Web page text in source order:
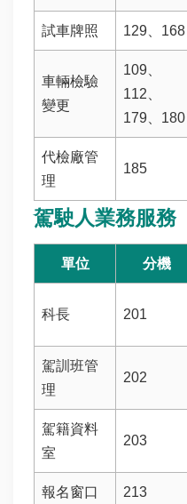
公
告
訊
息
下
載
專
區
覽
常
試車牌照 129、168
車輛檢驗
變更
109、
112、
179、180
代檢廠管
理
185
駕駛人業務服務
單位 分機
科長 201
駕訓班管
理
202
駕籍資料
室
203
報名窗口 213